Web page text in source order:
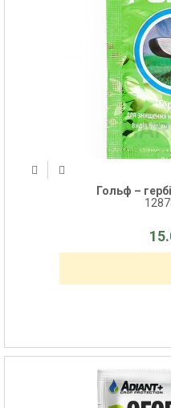
Гольф –